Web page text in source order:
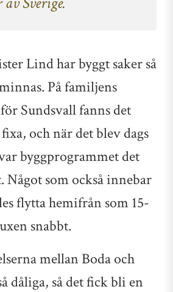
Lind har byggt saker så
På familjens
Sundsvall fanns det
och när det blev dags
byggprogrammet det
Något som också innebar
flytta hemifrån som 15-
snabbt.
mellan Boda och
dåliga, så det fick bli en